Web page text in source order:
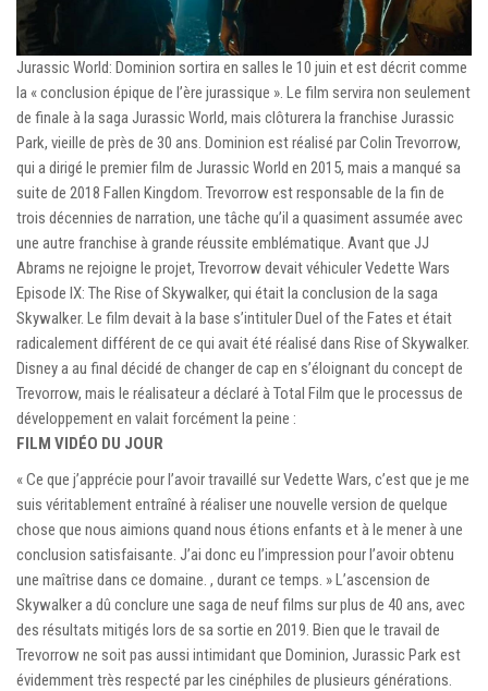
Jurassic World: Dominion sortira en salles le 10 juin et est décrit comme
la « conclusion épique de l’ère jurassique ». Le film servira non seulement
de finale à la saga Jurassic World, mais clôturera la franchise Jurassic
Park, vieille de près de 30 ans. Dominion est réalisé par Colin Trevorrow,
qui a dirigé le premier film de Jurassic World en 2015, mais a manqué sa
suite de 2018 Fallen Kingdom. Trevorrow est responsable de la fin de
trois décennies de narration, une tâche qu’il a quasiment assumée avec
une autre franchise à grande réussite emblématique. Avant que JJ
Abrams ne rejoigne le projet, Trevorrow devait véhiculer Vedette Wars
Episode IX: The Rise of Skywalker, qui était la conclusion de la saga
Skywalker. Le film devait à la base s’intituler Duel of the Fates et était
radicalement différent de ce qui avait été réalisé dans Rise of Skywalker.
Disney a au final décidé de changer de cap en s’éloignant du concept de
Trevorrow, mais le réalisateur a déclaré à Total Film que le processus de
développement en valait forcément la peine :
FILM VIDÉO DU JOUR
« Ce que j’apprécie pour l’avoir travaillé sur Vedette Wars, c’est que je me
suis véritablement entraîné à réaliser une nouvelle version de quelque
chose que nous aimions quand nous étions enfants et à le mener à une
conclusion satisfaisante. J’ai donc eu l’impression pour l’avoir obtenu
une maîtrise dans ce domaine. , durant ce temps. » L’ascension de
Skywalker a dû conclure une saga de neuf films sur plus de 40 ans, avec
des résultats mitigés lors de sa sortie en 2019. Bien que le travail de
Trevorrow ne soit pas aussi intimidant que Dominion, Jurassic Park est
évidemment très respecté par les cinéphiles de plusieurs générations.